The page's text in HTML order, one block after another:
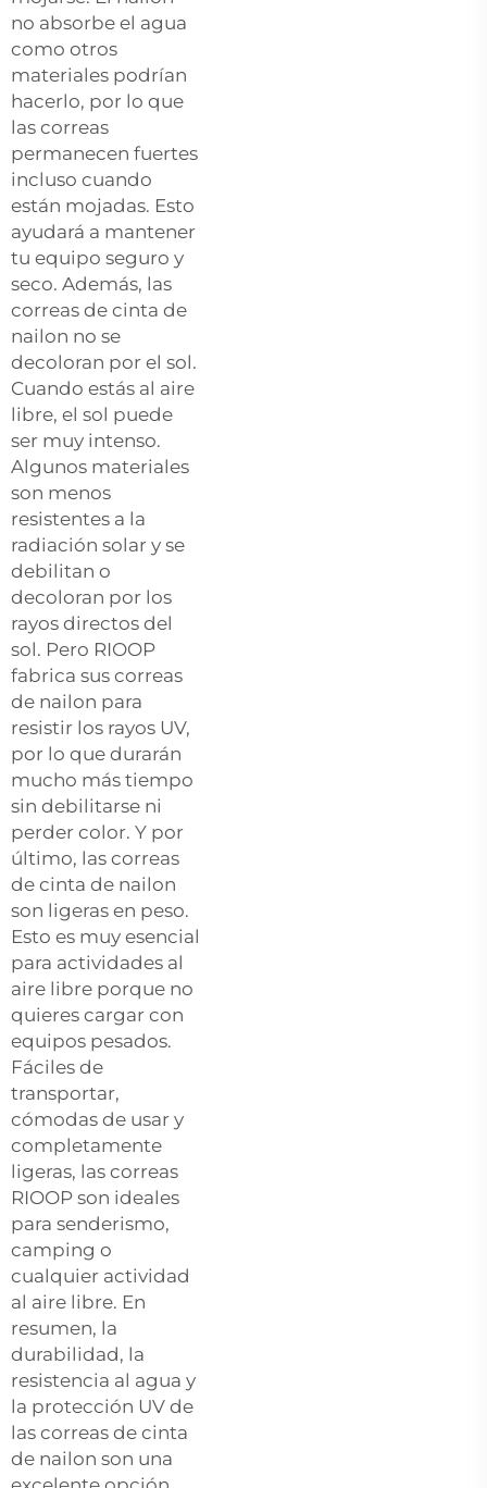
no absorbe el agua
como otros
materiales podrían
hacerlo, por lo que
las correas
permanecen fuertes
incluso cuando
están mojadas. Esto
ayudará a mantener
tu equipo seguro y
seco. Además, las
correas de cinta de
nailon no se
decoloran por el sol.
Cuando estás al aire
libre, el sol puede
ser muy intenso.
Algunos materiales
son menos
resistentes a la
radiación solar y se
debilitan o
decoloran por los
rayos directos del
sol. Pero RIOOP
fabrica sus correas
de nailon para
resistir los rayos UV,
por lo que durarán
mucho más tiempo
sin debilitarse ni
perder color. Y por
último, las correas
de cinta de nailon
son ligeras en peso.
Esto es muy esencial
para actividades al
aire libre porque no
quieres cargar con
equipos pesados.
Fáciles de
transportar,
cómodas de usar y
completamente
ligeras, las correas
RIOOP son ideales
para senderismo,
camping o
cualquier actividad
al aire libre. En
resumen, la
durabilidad, la
resistencia al agua y
la protección UV de
las correas de cinta
de nailon son una